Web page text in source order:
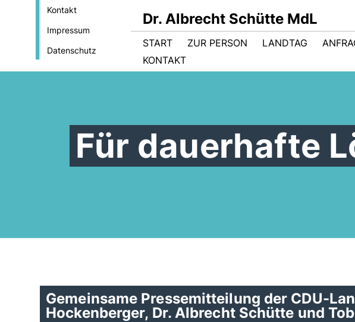
Kontakt
Impressum
Datenschutz
Dr. Albrecht Schütte MdL
START ZUR PERSON LANDTAG
KONTAKT
Für dauerhafte
Gemeinsame Pressemitteilung der CDU-
Hockenberger, Dr. Albrecht Schütte und